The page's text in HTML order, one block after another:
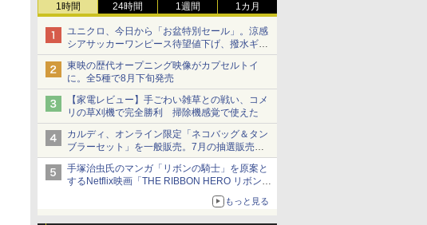
1時間 24時間 1週間 1カ月
ユニクロ、今日から「お盆特別セール」。涼感
シアサッカーワンピース待望値下げ、撥水ギア
ショーツは1990円に
東映の歴代オープニング映像がカプセルトイ
に。全5種で8月下旬発売
【家電レビュー】手ごわい雑草との戦い、コメ
リの草刈機で完全勝利 掃除機感覚で使えた
カルディ、オンライン限定「ネコバッグ＆タン
ブラーセット」を一般販売。7月の抽選販売の
当選無効分
手塚治虫氏のマンガ「リボンの騎士」を原案と
するNetflix映画「THE RIBBON HERO リボンヒ
もっと見る